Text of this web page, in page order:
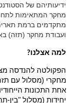
ידיעותיהם של
מחקר המתאימות
מתקדמים ברמת
ועבודת מחקר (תזה)
למה אצלנו?
הפקולטה להנדסה
מחקרי (מסלול עם
אחת התכונות
יחידות (מסלול "בין-